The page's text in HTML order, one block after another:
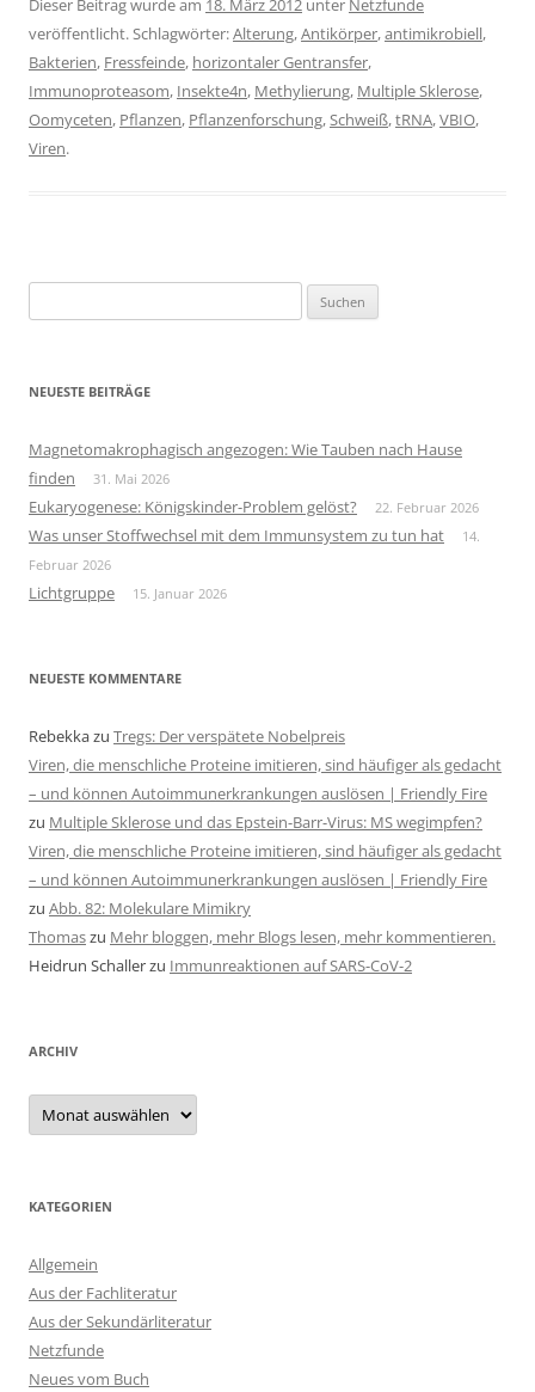
Dieser Beitrag wurde am 18. März 2012 unter Netzfunde
veröffentlicht. Schlagwörter:Alterung,Antikörper,antimikrobiell,
Bakterien, Fressfeinde, horizontaler Gentransfer,
Immunoproteasom, Insekte4n, Methylierung, Multiple Sklerose,
Oomyceten, Pflanzen, Pflanzenforschung,Schweiß,tRNA,VBIO,
Viren.
nach:
NEUESTE BEITRÄGE
Magnetomakrophagisch angezogen: Wie Tauben nach Hause
finden
31. Mai 2026
Eukaryogenese: Königskinder-Problem gelöst? 22. Februar 2026
Was unser Stoffwechsel mit dem Immunsystem zu tun hat
14.
Februar 2026
Lichtgruppe 15. Januar 2026
NEUESTE KOMMENTARE
Rebekkazu Tregs: Der verspätete Nobelpreis
Viren, die menschliche Proteine imitieren, sind häufiger als gedacht
– und können Autoimmunerkrankungen auslösen | Friendly Fire
zu Multiple Sklerose und das Epstein-Barr-Virus: MS wegimpfen?
Viren, die menschliche Proteine imitieren, sind häufiger als gedacht
– und können Autoimmunerkrankungen auslösen | Friendly Fire
zu Abb. 82: Molekulare Mimikry
Thomaszu Mehr bloggen, mehr Blogs lesen, mehr kommentieren.
Heidrun Schallerzu Immunreaktionen auf SARS-CoV-2
ARCHIV
Archiv
KATEGORIEN
Allgemein
Aus der Fachliteratur
Aus der Sekundärliteratur
Netzfunde
Neues vom Buch